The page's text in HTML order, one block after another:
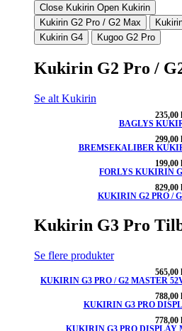
Close Kukirin Open Kukirin
Kukirin G2 Pro / G2 Max
Kukirin G4
Kugoo G2 Pro
Kukirin G2 Pro /
Se alt Kukirin
235,00
BAGLYS
299,00
BREMSEKALIBER
199,00
FORLYS KUKIRIN
829,00
KUKIRIN G2 PRO /
Kukirin G3 Pro
Se flere produkter
565,00
KUKIRIN G3 PRO / G2 MASTER
788,00
KUKIRIN G3 PRO
778,00
KUKIRIN G3 PRO DISPLAY